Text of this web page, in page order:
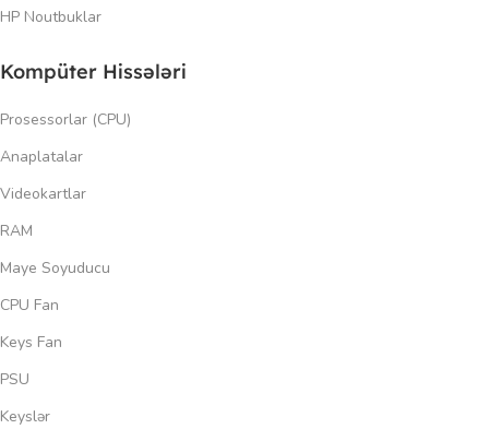
HP Noutbuklar
Kompüter Hissələri
Prosessorlar (CPU)
Anaplatalar
Videokartlar
RAM
Maye Soyuducu
CPU Fan
Keys Fan
PSU
Keyslər